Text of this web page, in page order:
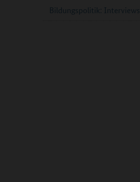
Bildungspolitik: Interviews